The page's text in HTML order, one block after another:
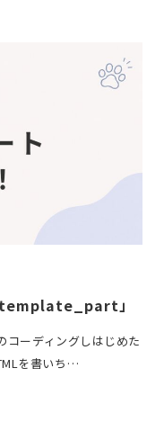
」
コーディングしはじめた
を書いち…